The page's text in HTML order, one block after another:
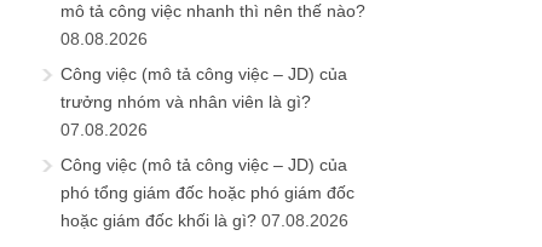
mô tả công việc nhanh thì nên thế nào?
08.08.2026
Công việc (mô tả công việc – JD) của
trưởng nhóm và nhân viên là gì?
07.08.2026
Công việc (mô tả công việc – JD) của
phó tổng giám đốc hoặc phó giám đốc
hoặc giám đốc khối là gì? 07.08.2026